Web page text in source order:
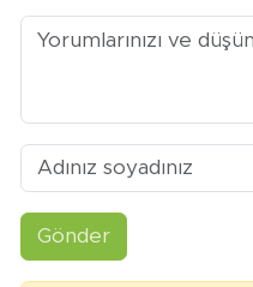
Gönder